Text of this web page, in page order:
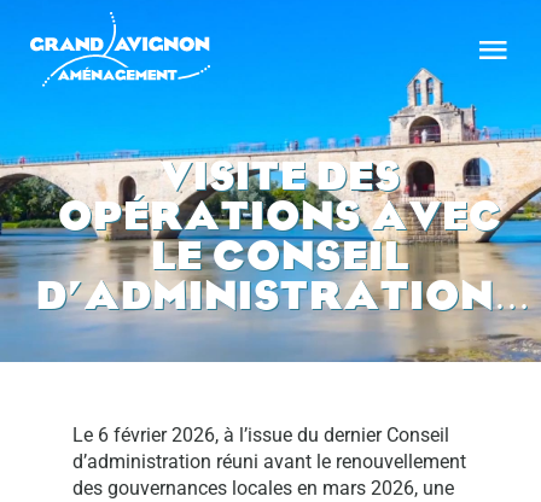
à
LA SOCIÉTÉ
LES OPÉRATIONS
NOS ACTUALITÉS
VOTRE PROJET
NOS MARCHÉS PUBLICS
à
LA SOCIÉTÉ
LES OPÉRATIONS
NOS ACTUALITÉS
VOTRE PROJET
NOS MARCHÉS PUBLICS
VISITE DES
OPÉRATIONS AVEC
LE CONSEIL
D’ADMINISTRATION…
Le 6 février 2026, à l’issue du dernier Conseil
d’administration réuni avant le renouvellement
des gouvernances locales en mars 2026, une